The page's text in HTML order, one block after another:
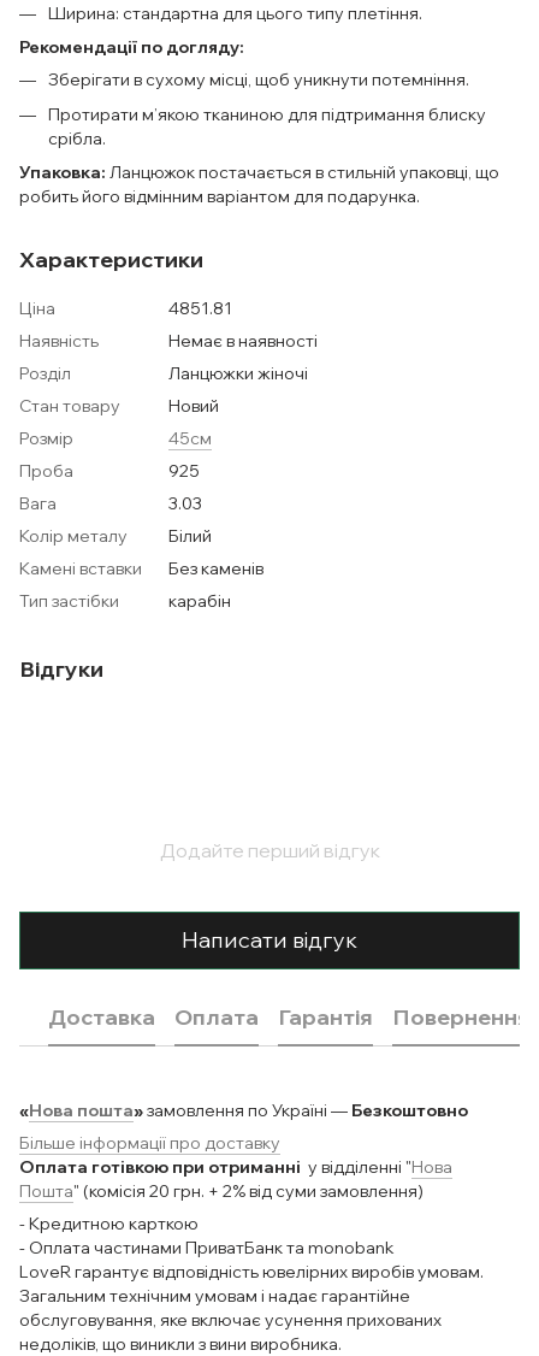
Ширина: стандартна для цього типу плетіння.
Рекомендації по догляду:
Зберігати в сухому місці, щоб уникнути потемніння.
Протирати м’якою тканиною для підтримання блиску
срібла.
Упаковка: Ланцюжок постачається в стильній упаковці, що
робить його відмінним варіантом для подарунка.
Характеристики
Ціна
4851.81
Наявність
Немає в наявності
Розділ
Ланцюжки жіночі
Стан товару
Новий
Розмір
45см
Проба
925
Вага
3.03
Колір металу
Білий
Камені вставки
Без каменів
Тип застібки
карабін
Відгуки
Додайте перший відгук
Написати відгук
Доставка Оплата Гарантія Повернення
«Нова пошта»замовлення по Україні — Безкоштовно
Більше інформації про доставку
Оплата готівкою при отриманні у відділенні "Нова
Пошта" (комісія 20 грн. + 2% від суми замовлення)
- Кредитною карткою
- Оплата частинами ПриватБанк та monobank
LoveR гарантує відповідність ювелірних виробів умовам.
Загальним технічним умовам і надає гарантійне
обслуговування, яке включає усунення прихованих
недоліків, що виникли з вини виробника.